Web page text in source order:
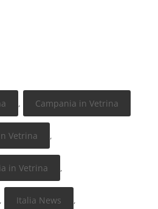
, Campania in Vetrina
Vetrina ,
in Vetrina ,
, Italia News ,